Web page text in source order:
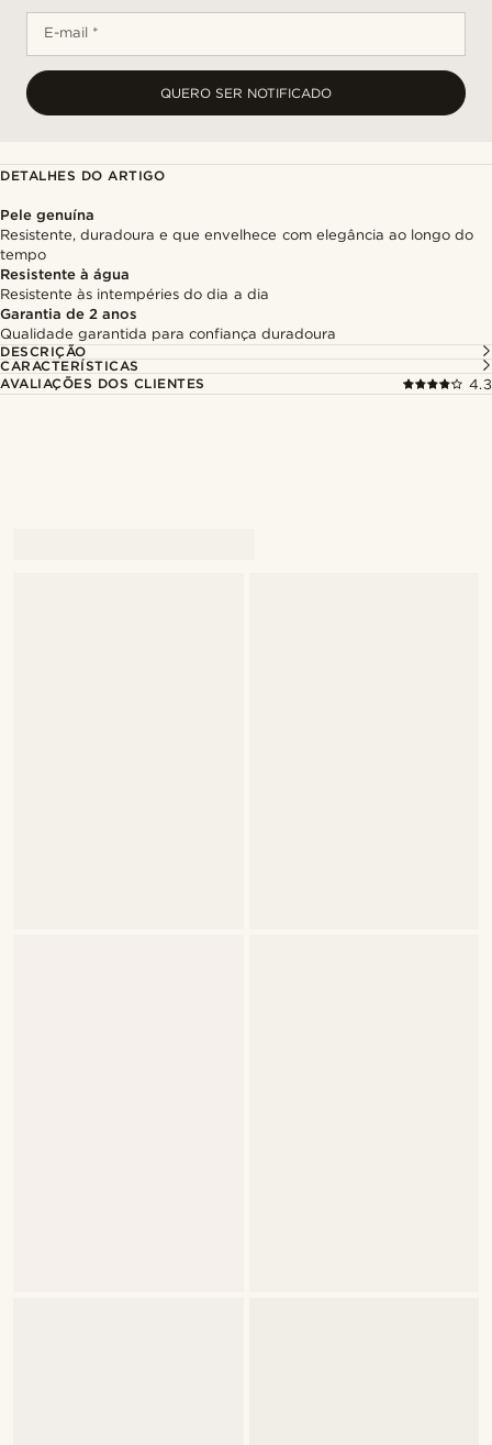
E-mail *
QUERO SER NOTIFICADO
DETALHES DO ARTIGO
Pele genuína
Resistente, duradoura e que envelhece com elegância ao longo do
tempo
Resistente à água
Resistente às intempéries do dia a dia
Garantia de 2 anos
Qualidade garantida para confiança duradoura
DESCRIÇÃO
CARACTERÍSTICAS
AVALIAÇÕES DOS CLIENTES
4.3